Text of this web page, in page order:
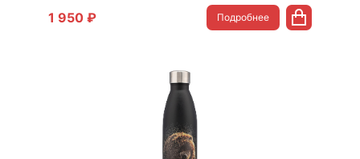
1 950 ₽ Подробнее